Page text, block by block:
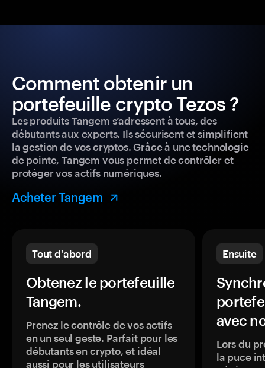
Comment obtenir un
portefeuille crypto Tezos ?
Les produits Tangem s’adressent à tous, des
débutants aux experts. Ils sécurisent et simplifient
la gestion de vos cryptos. Grâce à une technologie
de pointe, Tangem vous permet de contrôler et
protéger vos actifs numériques.
Acheter Tangem
Tout d'abord
Obtenez le portefeuille
Tangem.
Prenez le contrôle de vos actifs
en un seul geste. Parfait pour les
débutants en crypto, et idéal
aussi pour les utilisateurs
Ensuite
avec
Lors du
la puce